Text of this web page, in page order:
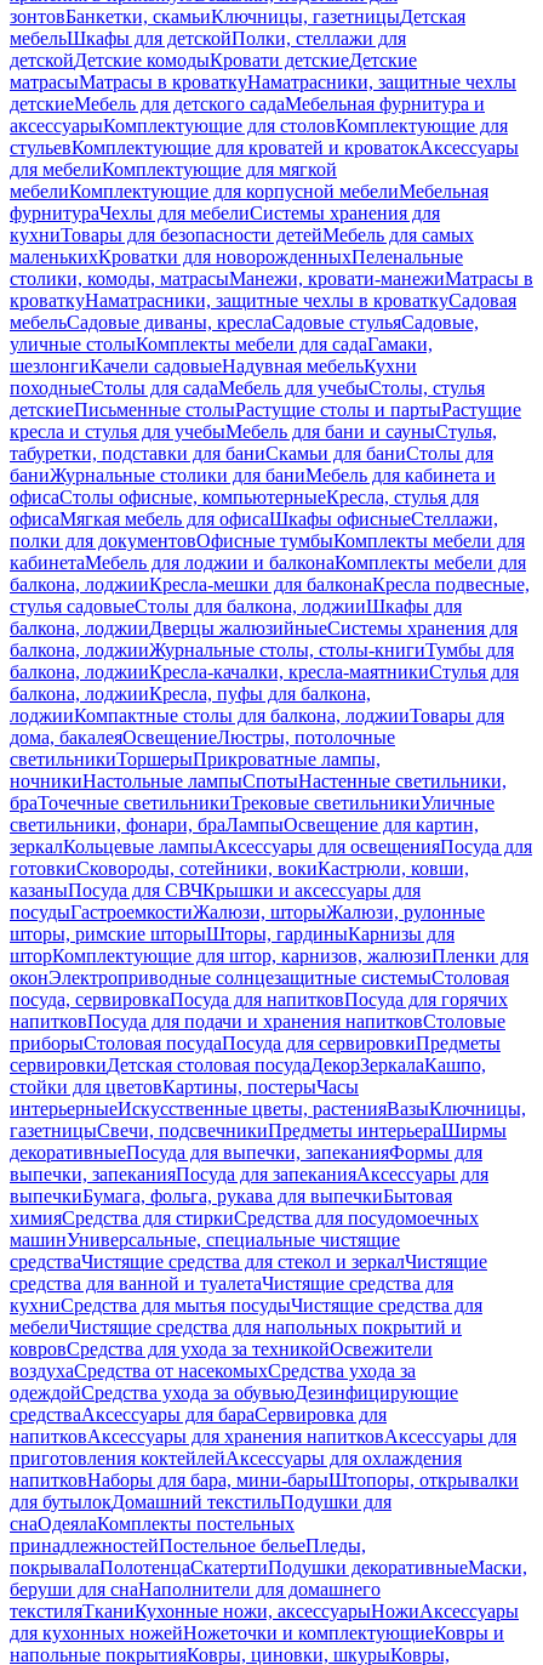
зонтовБанкетки, скамьиКлючницы, газетницыДетская
мебельШкафы для детскойПолки, стеллажи для
детскойДетские комодыКровати детскиеДетские
матрасыМатрасы в кроваткуНаматрасники, защитные чехлы
детскиеМебель для детского садаМебельная фурнитура и
аксессуарыКомплектующие для столовКомплектующие для
стульевКомплектующие для кроватей и кроватокАксессуары
для мебелиКомплектующие для мягкой
мебелиКомплектующие для корпусной мебелиМебельная
фурнитураЧехлы для мебелиСистемы хранения для
кухниТовары для безопасности детейМебель для самых
маленькихКроватки для новорожденныхПеленальные
столики, комоды, матрасыМанежи, кровати-манежиМатрасы в
кроваткуНаматрасники, защитные чехлы в кроваткуСадовая
мебельСадовые диваны, креслаСадовые стульяСадовые,
уличные столыКомплекты мебели для садаГамаки,
шезлонгиКачели садовыеНадувная мебельКухни
походныеСтолы для садаМебель для учебыСтолы, стулья
детскиеПисьменные столыРастущие столы и партыРастущие
кресла и стулья для учебыМебель для бани и сауныСтулья,
табуретки, подставки для баниСкамьи для баниСтолы для
баниЖурнальные столики для баниМебель для кабинета и
офисаСтолы офисные, компьютерныеКресла, стулья для
офисаМягкая мебель для офисаШкафы офисныеСтеллажи,
полки для документовОфисные тумбыКомплекты мебели для
кабинетаМебель для лоджии и балконаКомплекты мебели для
балкона, лоджииКресла-мешки для балконаКресла подвесные,
стулья садовыеСтолы для балкона, лоджииШкафы для
балкона, лоджииДверцы жалюзийныеСистемы хранения для
балкона, лоджииЖурнальные столы, столы-книгиТумбы для
балкона, лоджииКресла-качалки, кресла-маятникиСтулья для
балкона, лоджииКресла, пуфы для балкона,
лоджииКомпактные столы для балкона, лоджииТовары для
дома, бакалеяОсвещениеЛюстры, потолочные
светильникиТоршерыПрикроватные лампы,
ночникиНастольные лампыСпотыНастенные светильники,
браТочечные светильникиТрековые светильникиУличные
светильники, фонари, браЛампыОсвещение для картин,
зеркалКольцевые лампыАксессуары для освещенияПосуда для
готовкиСковороды, сотейники, вокиКастрюли, ковши,
казаныПосуда для СВЧКрышки и аксессуары для
посудыГастроемкостиЖалюзи, шторыЖалюзи, рулонные
шторы, римские шторыШторы, гардиныКарнизы для
шторКомплектующие для штор, карнизов, жалюзиПленки для
оконЭлектроприводные солнцезащитные системыСтоловая
посуда, сервировкаПосуда для напитковПосуда для горячих
напитковПосуда для подачи и хранения напитковСтоловые
приборыСтоловая посудаПосуда для сервировкиПредметы
сервировкиДетская столовая посудаДекорЗеркалаКашпо,
стойки для цветовКартины, постерыЧасы
интерьерныеИскусственные цветы, растенияВазыКлючницы,
газетницыСвечи, подсвечникиПредметы интерьераШирмы
декоративныеПосуда для выпечки, запеканияФормы для
выпечки, запеканияПосуда для запеканияАксессуары для
выпечкиБумага, фольга, рукава для выпечкиБытовая
химияСредства для стиркиСредства для посудомоечных
машинУниверсальные, специальные чистящие
средстваЧистящие средства для стекол и зеркалЧистящие
средства для ванной и туалетаЧистящие средства для
кухниСредства для мытья посудыЧистящие средства для
мебелиЧистящие средства для напольных покрытий и
ковровСредства для ухода за техникойОсвежители
воздухаСредства от насекомыхСредства ухода за
одеждойСредства ухода за обувьюДезинфицирующие
средстваАксессуары для бараСервировка для
напитковАксессуары для хранения напитковАксессуары для
приготовления коктейлейАксессуары для охлаждения
напитковНаборы для бара, мини-барыШтопоры, открывалки
для бутылокДомашний текстильПодушки для
снаОдеялаКомплекты постельных
принадлежностейПостельное бельеПледы,
покрывалаПолотенцаСкатертиПодушки декоративныеМаски,
беруши для снаНаполнители для домашнего
текстиляТканиКухонные ножи, аксессуарыНожиАксессуары
для кухонных ножейНожеточки и комплектующиеКовры и
напольные покрытияКовры, циновки, шкурыКовры,